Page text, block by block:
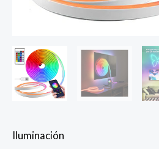
Iluminación
cantidad